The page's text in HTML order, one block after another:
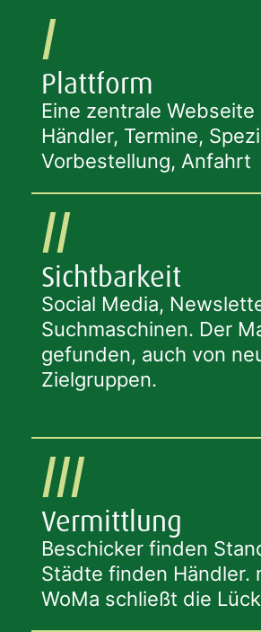
I
Plattform
Eine zentrale
Händler, Termine,
Vorbestellung, Anfahrt
II
Sichtbarkeit
Social Media,
Suchmaschinen. Der
gefunden, auch von
Zielgruppen.
III
Vermittlung
Beschicker finden
Städte finden Händler.
WoMa schließt die